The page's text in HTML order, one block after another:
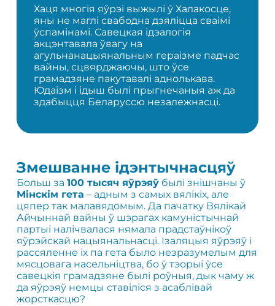
Хаця многія яўрэі выжылі ў Халакосце,
яны не маглі свабодна дзяліцца сваімі
ўспамінамі. Савецкая ідэалогія
акцэнтавала ўвагу на
агульнанацыянальным гераізме падчас
вайны, сцвярджаючы, што ўсе
грамадзяне пакутавалі аднолькава.
Юдаізм і ідыш былі прыгнечаныя аж да
здабыцця Беларуссю незалежнасці.
Змешванне ідэнтычнасцяў
Больш за 100 тысяч яўрэяўбылі знішчаны ў
Мінскім гета – адным з самых вялікіх, але
цяпер так малавядомым. Да пачатку Вялікай
Айчыннай вайны ў шэрагах камуністычнай
партыі налічвалася нямала прадстаўнікоў
яўрэйскай нацыянальнасці. Ізаляцыя яўрэяў і
рассяленне іх па гета было незразумелым для
мясцовага насельніцтва, бо ў тэорыі ўсе
савецкія грамадзяне былі роўныя, дык чаму ж
да яўрэяў немцы ставіліся з асаблівай
жорсткасцю?